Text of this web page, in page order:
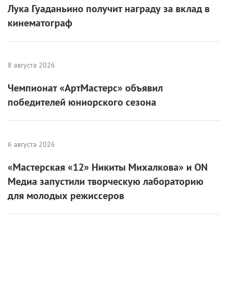
Лука Гуаданьино получит награду за вклад в
кинематограф
8 августа 2026
Чемпионат «АртМастерс» объявил
победителей юниорского сезона
6 августа 2026
«Мастерская «12» Никиты Михалкова» и ON
Медиа запустили творческую лабораторию
для молодых режиссеров